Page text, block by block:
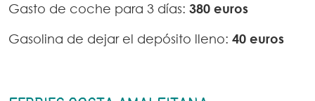
Gasto de coche para 3 días: 380 euros
Gasolina de dejar el depósito lleno: 40 euros